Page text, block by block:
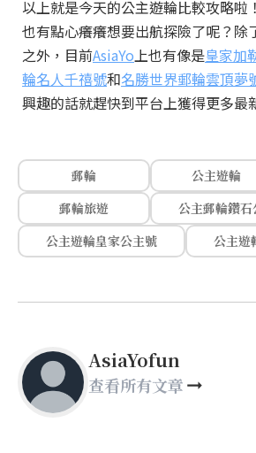
以上就是今天的公主遊輪比較攻略啦
也有點心癢癢想要出航探險了呢？除
之外，目前AsiaYo上也有像是皇家加
輪名人千禧號和名勝世界郵輪雲頂夢
興趣的話就趕快到平台上獲得更多最
郵輪
公主遊輪
郵輪旅遊
公主郵輪鑽
公主遊輪皇家公主號
公主遊
AsiaYofun
查看所有文章